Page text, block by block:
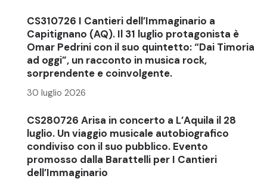
CS310726 I Cantieri dell’Immaginario a
Capitignano (AQ). Il 31 luglio protagonista è
Omar Pedrini con il suo quintetto: “Dai Timoria
ad oggi”, un racconto in musica rock,
sorprendente e coinvolgente.
30 luglio 2026
CS280726 Arisa in concerto a L’Aquila il 28
luglio. Un viaggio musicale autobiografico
condiviso con il suo pubblico. Evento
promosso dalla Barattelli per I Cantieri
dell’Immaginario